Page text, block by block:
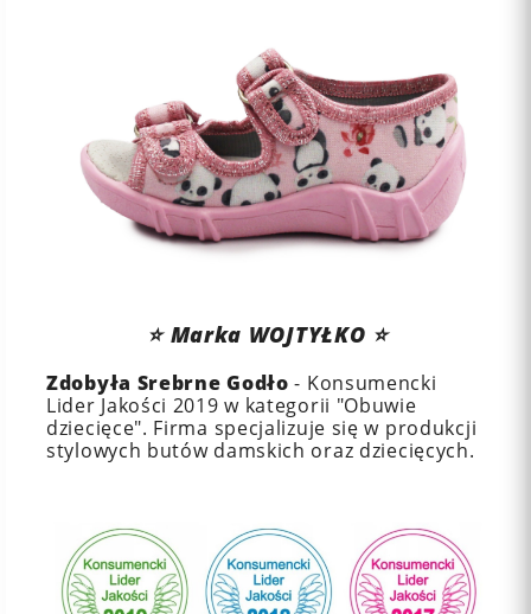
⭐️ Marka WOJTYŁKO ⭐️
Zdobyła Srebrne Godło - Konsumencki
Lider Jakości 2019 w kategorii "Obuwie
dziecięce". Firma specjalizuje się w produkcji
stylowych butów damskich oraz dziecięcych.